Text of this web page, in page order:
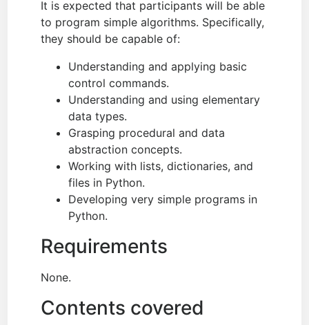
It is expected that participants will be able
to program simple algorithms. Specifically,
they should be capable of:
Understanding and applying basic
control commands.
Understanding and using elementary
data types.
Grasping procedural and data
abstraction concepts.
Working with lists, dictionaries, and
files in Python.
Developing very simple programs in
Python.
Requirements
None.
Contents covered